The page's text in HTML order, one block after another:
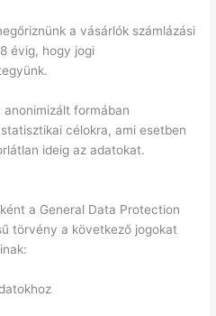
a vásárlók számlázási
évig, hogy jogi
formában
célokra, ami esetben
ideig az adatokat.
a General Data Protection
törvény a következő jogokat